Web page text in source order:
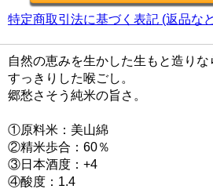
特定商取引法に基づく表記 (返品な
自然の恵みを生かした生もと造り
すっきりした喉ごし。
郷愁さそう純米の旨さ。
①原料米：美山綿
②精米歩合：60％
③日本酒度：+4
④酸度：1.4